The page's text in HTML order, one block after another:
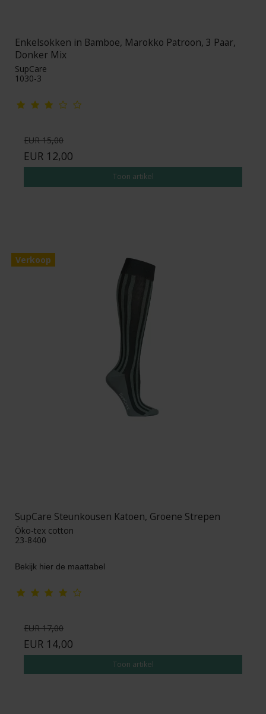
Enkelsokken in Bamboe, Marokko Patroon, 3 Paar,
Donker Mix
SupCare
1030-3
EUR 15,00
EUR 12,00
Toon artikel
Verkoop
SupCare Steunkousen Katoen, Groene Strepen
Öko-tex cotton
23-8400
Bekijk hier de maattabel
EUR 17,00
EUR 14,00
Toon artikel